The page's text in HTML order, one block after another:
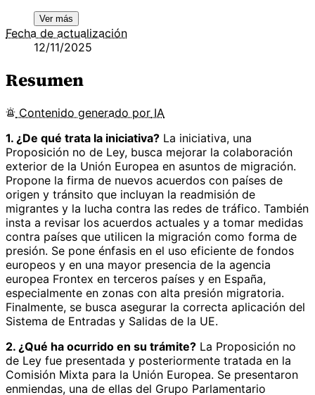
Ver más
Fecha de actualización
12/11/2025
Resumen
Contenido generado por IA
1. ¿De qué trata la iniciativa? La iniciativa, una
Proposición no de Ley, busca mejorar la colaboración
exterior de la Unión Europea en asuntos de migración.
Propone la firma de nuevos acuerdos con países de
origen y tránsito que incluyan la readmisión de
migrantes y la lucha contra las redes de tráfico. También
insta a revisar los acuerdos actuales y a tomar medidas
contra países que utilicen la migración como forma de
presión. Se pone énfasis en el uso eficiente de fondos
europeos y en una mayor presencia de la agencia
europea Frontex en terceros países y en España,
especialmente en zonas con alta presión migratoria.
Finalmente, se busca asegurar la correcta aplicación del
Sistema de Entradas y Salidas de la UE.
2. ¿Qué ha ocurrido en su trámite? La Proposición no
de Ley fue presentada y posteriormente tratada en la
Comisión Mixta para la Unión Europea. Se presentaron
enmiendas, una de ellas del Grupo Parlamentario